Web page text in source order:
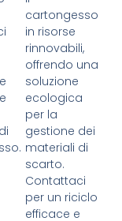
cartongesso
in risorse
rinnovabili,
offrendo una
soluzione
ecologica
per la
gestione dei
materiali di
scarto.
Contattaci
per un riciclo
efficace e